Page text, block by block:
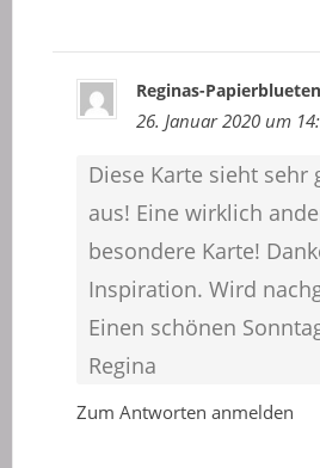
Reginas-Papierblueten
26. Januar 2020 um
Diese Karte sieht sehr
aus! Eine wirklich
besondere Karte!
Inspiration. Wird
Einen schönen
Regina
Zum Antworten anmelden